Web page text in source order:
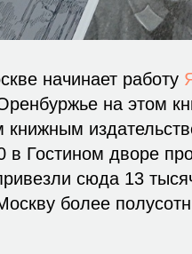
начинает работу
на этом
книжным
в Гостином дворе
сюда 13
более